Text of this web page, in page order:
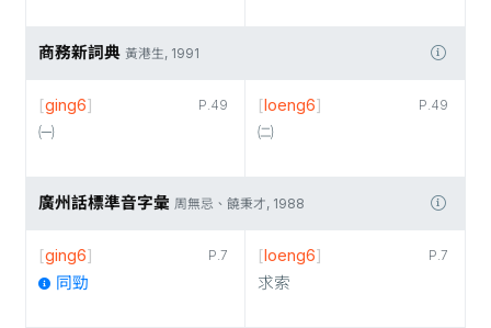
商務新詞典 黃港生, 1991
P.49
[ging6]
㈠
P.49
[loeng6]
㈡
廣州話標準音字彙 周無忌、饒秉才, 1988
P.7
[ging6]
同勁
P.7
[loeng6]
求索